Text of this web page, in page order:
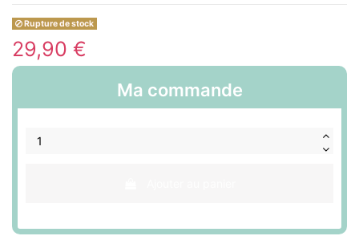
Rupture de stock
29,90 €
Ma commande